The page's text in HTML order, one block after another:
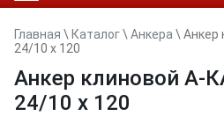
Главная \ Каталог\ Анкера \ Анкер
24/10 x 120
Анкер клиновой А-
24/10 x 120